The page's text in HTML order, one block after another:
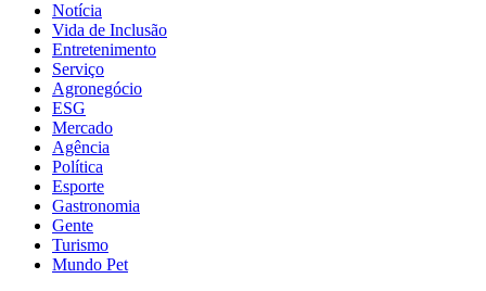
Notícia
Vida de Inclusão
Entretenimento
Serviço
Agronegócio
ESG
Mercado
Agência
Política
Esporte
Gastronomia
Gente
Turismo
Mundo Pet